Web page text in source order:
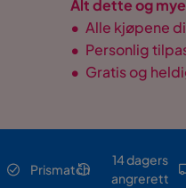
Alt dette og
• Alle kjøpene
• Personlig
• Gratis og
Prismatch
14 dagers
angrerett